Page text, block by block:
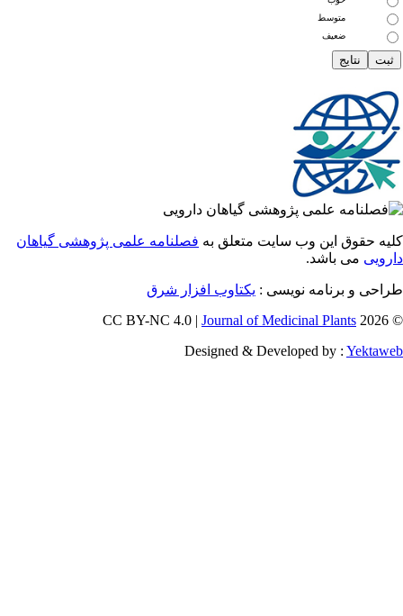
متوسط
ضعیف
حقوق این وب سایت متعلق بهفصلنامه علمی پژوهشی گیاهان
می باشد.
و برنامه نویسی :یکتاوب افزار شرق
Journal of Medicinal Plants
Designed & Developed by :